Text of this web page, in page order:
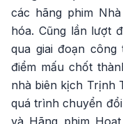
các hãng phim
hóa. Cũng lần lượt
qua giai đoạn
điểm mấu chốt
nhà biên kịch Trịnh
quá trình chuyển